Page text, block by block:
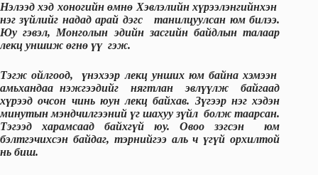
Нэлээд хэд хоногийн өмнө Хэвлэлийн хүрээлэнгийнхэн
нэг зүйлийг надад арай дэгс танилцуулсан юм билээ.
Юу гэвэл, Монголын эдийн засгийн байдлын талаар
лекц уншиж өгнө үү гэж.
Тэгж ойлгоод, үнэхээр лекц унших юм байна хэмээн
амьхандаа нэжгээдийг нягтлан эвлүүлж байгаад
хүрээд очсон чинь юун лекц байхав. Зүгээр нэг хэдэн
минутын мэндчилгээний үг шахуу зүйл болж таарсан.
Тэгээд харамсаад байхгүй юу. Овоо зэгсэн юм
бэлтгэчихсэн байдаг, тэрнийгээ аль ч үгүй орхилтой
нь биш.